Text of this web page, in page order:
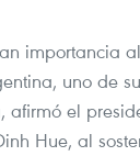
importancia
uno de
afirmó el
Hue, al